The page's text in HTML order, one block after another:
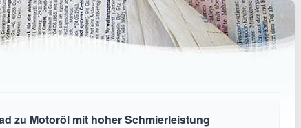
zu Motoröl mit hoher Schmierleistung